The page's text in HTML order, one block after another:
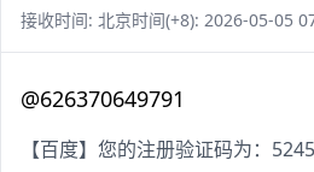
接收时间: 北京时间(+8): 2026-05-05
@626370649791
【百度】您的注册验证码为：5245